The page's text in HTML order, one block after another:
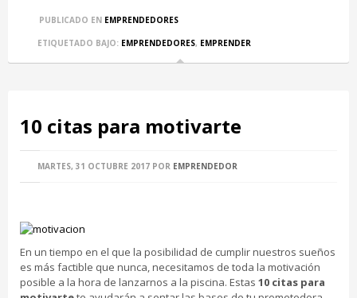
PUBLICADO EN EMPRENDEDORES
ETIQUETADO BAJO: EMPRENDEDORES, EMPRENDER
10 citas para motivarte
MARTES, 31 OCTUBRE 2017 POR EMPRENDEDOR
En un tiempo en el que la posibilidad de cumplir nuestros sueños
es más factible que nunca, necesitamos de toda la motivación
posible a la hora de lanzarnos a la piscina. Estas 10 citas para